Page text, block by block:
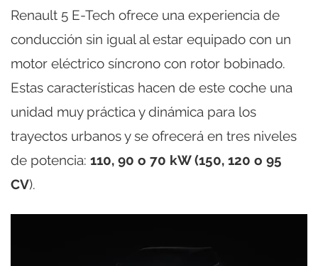
Renault 5 E-Tech ofrece una experiencia de
conducción sin igual al estar equipado con un
motor eléctrico síncrono con rotor bobinado.
Estas características hacen de este coche una
unidad muy práctica y dinámica para los
trayectos urbanos y se ofrecerá en tres niveles
de potencia: 110, 90 o 70 kW (150, 120 o 95
CV).